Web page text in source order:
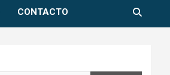
CONTACTO